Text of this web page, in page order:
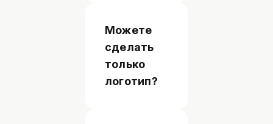
Можете
сделать
только
логотип?